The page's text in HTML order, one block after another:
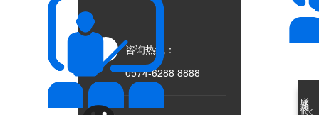
联系我们
咨询热线：
0574-6288 8888